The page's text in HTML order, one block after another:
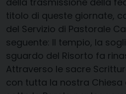
titolo di queste giornate,
del Servizio di Pastorale
seguente: Il tempio, la
sguardo del Risorto fa
Attraverso le sacre
con tutta la nostra